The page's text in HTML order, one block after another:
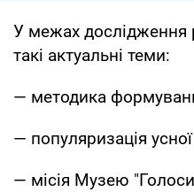
У межах дослідження
такі актуальні теми:
— методика
— популяризація усної
— місія Музею